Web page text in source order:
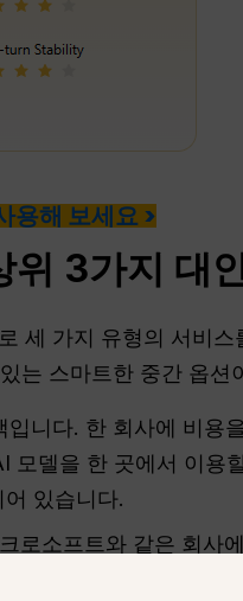
용해 보세요 >
3가지 대
세 가지 유형의 서비
는 스마트한 중간 옵션
입니다. 한 회사에 비용
델을 한 곳에서 이용
있습니다.
로소프트와 같은 회사
않은 구형 또는 “가